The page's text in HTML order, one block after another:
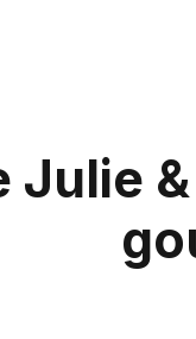
Julie